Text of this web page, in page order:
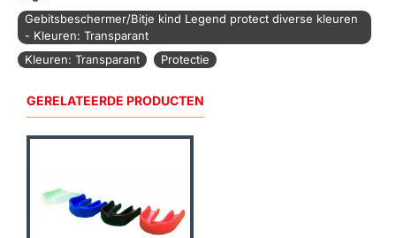
Gebitsbeschermer/Bitje kind Legend protect diverse kleuren
- Kleuren: Transparant
Kleuren: Transparant
Protectie
GERELATEERDE PRODUCTEN